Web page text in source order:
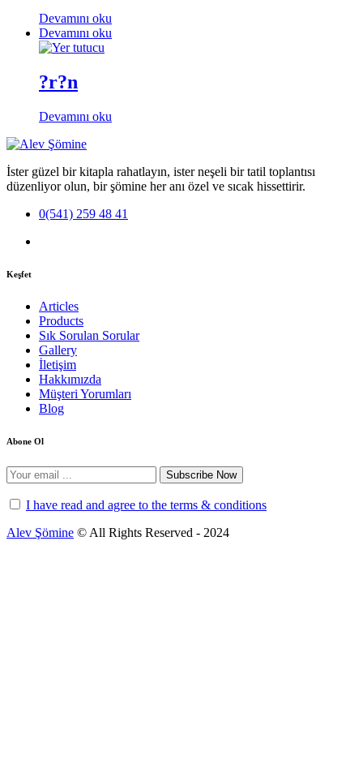
Devamını oku
Devamını oku
?r?n
Devamını oku
İster güzel bir kitapla rahatlayın, ister neşeli bir tatil toplantısı
düzenliyor olun, bir şömine her anı özel ve sıcak hissettirir.
0(541) 259 48 41
Keşfet
Articles
Products
Sık Sorulan Sorular
Gallery
İletişim
Hakkımızda
Müşteri Yorumları
Blog
Abone Ol
Subscribe Now
I have read and agree to the terms & conditions
Alev Şömine © All Rights Reserved - 2024